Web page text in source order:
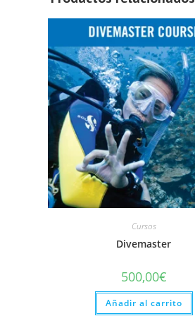
Cursos
Divemaster
500,00€
Añadir al carrito